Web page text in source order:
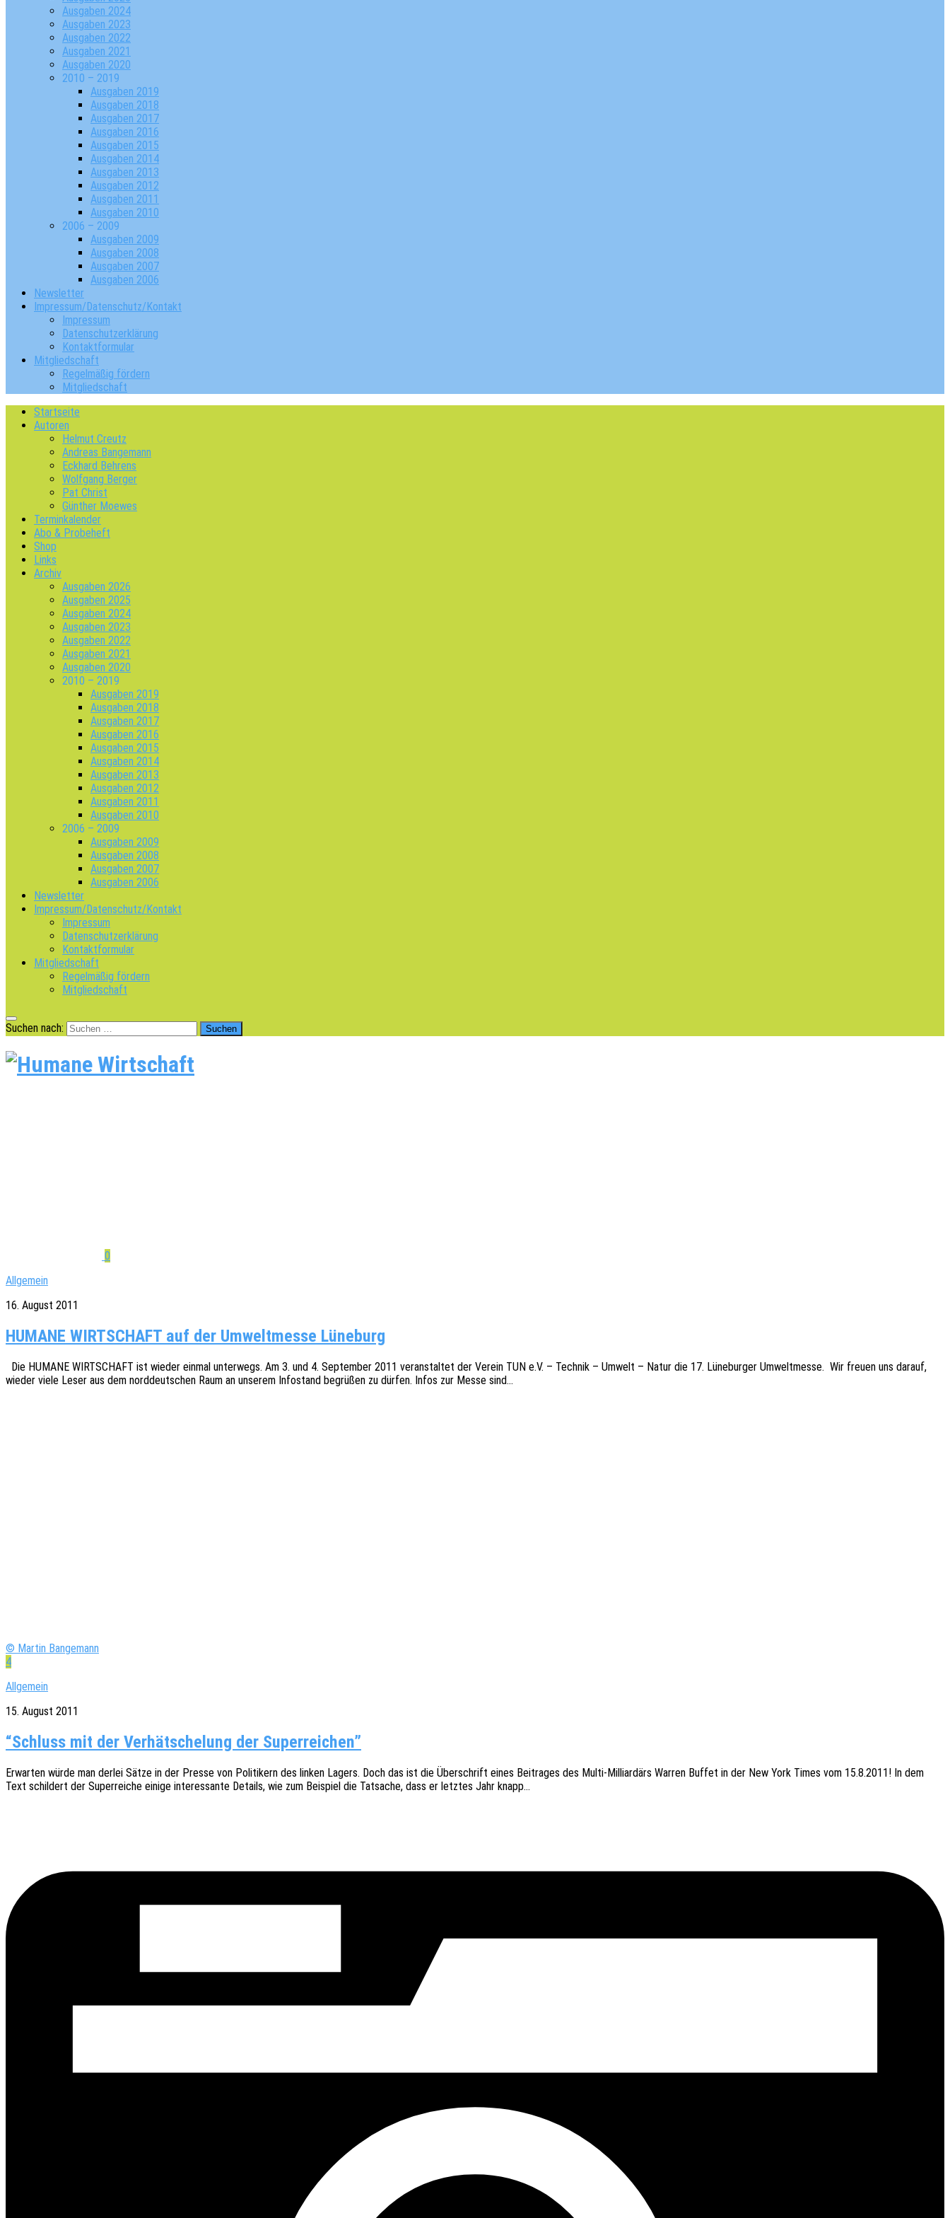
Ausgaben 2024
Ausgaben 2023
Ausgaben 2022
Ausgaben 2021
Ausgaben 2020
2010 – 2019
Ausgaben 2019
Ausgaben 2018
Ausgaben 2017
Ausgaben 2016
Ausgaben 2015
Ausgaben 2014
Ausgaben 2013
Ausgaben 2012
Ausgaben 2011
Ausgaben 2010
2006 – 2009
Ausgaben 2009
Ausgaben 2008
Ausgaben 2007
Ausgaben 2006
Newsletter
Impressum/Datenschutz/Kontakt
Impressum
Datenschutzerklärung
Kontaktformular
Mitgliedschaft
Regelmäßig fördern
Mitgliedschaft
Startseite
Autoren
Helmut Creutz
Andreas Bangemann
Eckhard Behrens
Wolfgang Berger
Pat Christ
Günther Moewes
Terminkalender
Abo & Probeheft
Shop
Links
Archiv
Ausgaben 2026
Ausgaben 2025
Ausgaben 2024
Ausgaben 2023
Ausgaben 2022
Ausgaben 2021
Ausgaben 2020
2010 – 2019
Ausgaben 2019
Ausgaben 2018
Ausgaben 2017
Ausgaben 2016
Ausgaben 2015
Ausgaben 2014
Ausgaben 2013
Ausgaben 2012
Ausgaben 2011
Ausgaben 2010
2006 – 2009
Ausgaben 2009
Ausgaben 2008
Ausgaben 2007
Ausgaben 2006
Newsletter
Impressum/Datenschutz/Kontakt
Impressum
Datenschutzerklärung
Kontaktformular
Mitgliedschaft
Regelmäßig fördern
Mitgliedschaft
Suchen nach:
0
Allgemein
16. August 2011
HUMANE WIRTSCHAFT auf der Umweltmesse Lüneburg
Die HUMANE WIRTSCHAFT ist wieder einmal unter­wegs. Am 3. und 4. Septem­ber 2011 veran­stal­tet der Verein TUN e.V. – Tech­nik – Umwelt – Natur die 17. Lüne­bur­ger Umwelt­mes­se. Wir freuen uns darauf,
wieder viele Leser aus dem nord­deut­schen Raum an unse­rem Info­stand begrü­ßen zu dürfen. Infos zur Messe sind…
© Martin Bangemann
4
Allgemein
15. August 2011
“Schluss mit der Verhätschelung der Superreichen”
Erwar­ten würde man derlei Sätze in der Presse von Poli­ti­kern des linken Lagers. Doch das ist die Über­schrift eines Beitra­ges des Multi-Milli­ar­­därs Warren Buffet in der New York Times vom 15.8.2011! In dem
Text schil­dert der Super­rei­che einige inter­es­san­te Details, wie zum Beispiel die Tatsa­che, dass er letz­tes Jahr knapp…